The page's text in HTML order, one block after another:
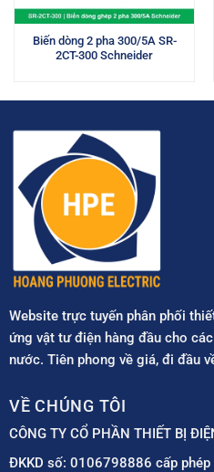
Biến dòng 2 pha 300/5A SR-
2CT-300 Schneider
Website trực tuyến phân phối
ứng vật tư điện hàng đầu cho
nước. Tiên phong về giá, đi đầu
VỀ CHÚNG TÔI
CÔNG TY CỔ PHẦN THIẾT BỊ
ĐKKD số: 0106798886 cấp